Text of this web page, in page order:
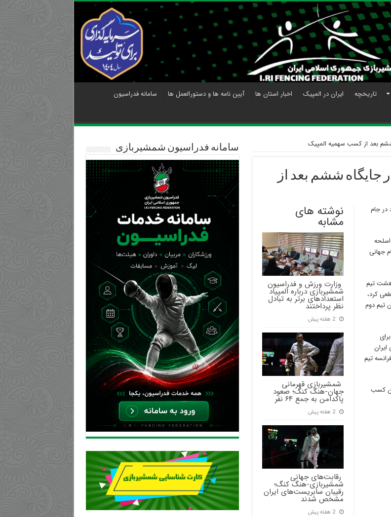
تاریخچه ایران در المپیک اخبار استان ها آیین نامه ها و دستورالعمل ها
سامانه فدراسیون
بعد از کسب سهمیه المپیک
جایگاه ششم بعد از
نوشته های
مشابه
‍ وزارت ورزش و فدراسیون
شمشیربازی درباره المپیاد
استعدادهای برتر به تبادل
نظر پرداختند
2 هفته پیش
‍ شمشیربازی قهرمانی
جهان-هنگ کنگ؛ صعود
پاکدامن به جمع ۶۴ نفر
2 هفته پیش
‍ رقابت‌های جهانی
شمشیربازی-هنگ کنگ؛
رقیبان سابریست‌های ایران
مشخص شدند
2 هفته پیش
در جام
جام جهانی
هشت تیم
کرد،
تیم دوم
تیم
کسب
سامانه فدراسیون شمشیربازی